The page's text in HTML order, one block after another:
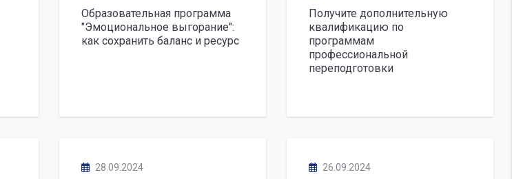
Образовательная программа
"Эмоциональное выгорание":
как сохранить баланс и ресурс
Получите дополнительную
квалификацию по
программам
профессиональной
переподготовки
28.09.2024 26.09.2024